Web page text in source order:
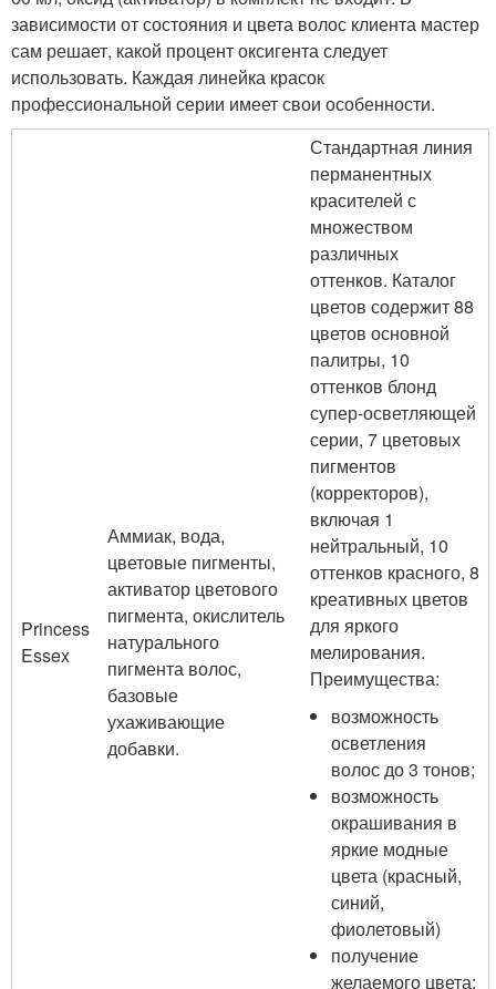
зависимости от состояния и цвета волос клиента мастер
сам решает, какой процент оксигента следует
использовать. Каждая линейка красок
профессиональной серии имеет свои особенности.
Princess
Essex
Аммиак, вода,
цветовые пигменты,
активатор цветового
пигмента, окислитель
натурального
пигмента волос,
базовые
ухаживающие
добавки.
Стандартная линия
перманентных
красителей с
множеством
различных
оттенков. Каталог
цветов содержит 88
цветов основной
палитры, 10
оттенков блонд
супер-осветляющей
серии, 7 цветовых
пигментов
(корректоров),
включая 1
нейтральный, 10
оттенков красного, 8
креативных цветов
для яркого
мелирования.
Преимущества:
возможность
осветления
волос до 3 тонов;
возможность
окрашивания в
яркие модные
цвета (красный,
синий,
фиолетовый)
получение
желаемого цвета;